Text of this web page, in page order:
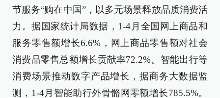
节服务“购在中国”，以多元场景释放品质消费活
力。据国家统计局数据，1-4月全国网上商品和
服务零售额增长6.6%，网上商品零售额对社会
消费品零售总额增长贡献率72.2%。智能出行等
消费场景推动数字产品增长，据商务大数据监
测，1-4月智能助行外骨骼网零额增长785.5%。